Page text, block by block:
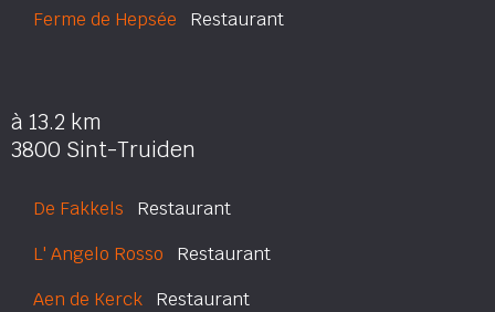
Ferme de Hepsée Restaurant
à 13.2 km
3800 Sint-Truiden
De Fakkels Restaurant
L' Angelo Rosso Restaurant
Aen de Kerck Restaurant